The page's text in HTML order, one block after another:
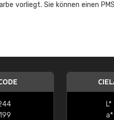
vorliegt. Sie können einen
L*
a*
"Alles so, wie man es
schnelle Lieferung."